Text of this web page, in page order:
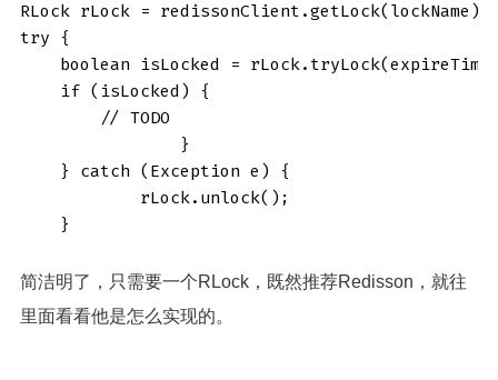
RLock rLock = redissonClient.getLock(lockName);
try {
boolean isLocked =
    if (isLocked) {
        // TODO
                }
    } catch (Exception e) {
            rLock.unlock();
    }
简洁明了，只需要一个RLock，既然推荐Redisson，就往
里面看看他是怎么实现的。